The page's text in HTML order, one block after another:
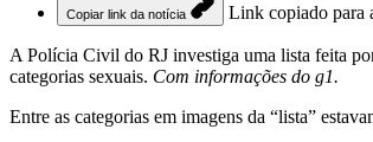
Copiar link da notícia Link copiado para
A Polícia Civil do RJ investiga uma lista feita
categorias sexuais. Com informações do g1.
Entre as categorias em imagens da “lista”